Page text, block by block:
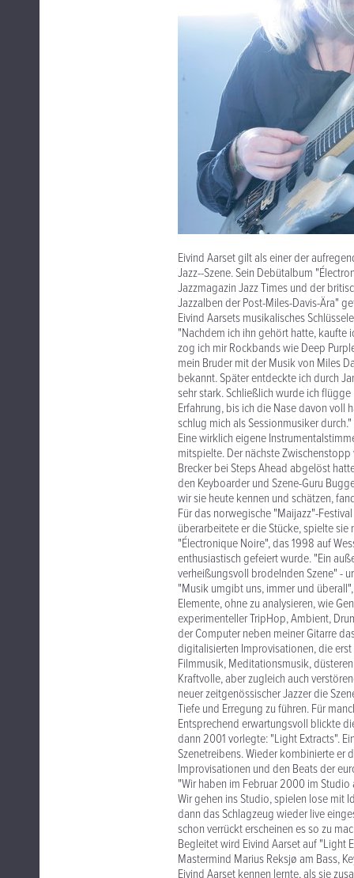
Eivind Aarset gilt als einer der
Jazz--Szene. Sein Debütalbum
Jazzmagazin Jazz Times und der
Jazzalben der Post-Miles-Davis-Ära"
Eivind Aarsets musikalisches
"Nachdem ich ihn gehört hatte, kaufte
zog ich mir Rockbands wie Deep
mein Bruder mit der Musik von Miles
bekannt. Später entdeckte ich durch
sehr stark. Schließlich wurde ich
Erfahrung, bis ich die Nase davon voll
schlug mich als Sessionmusiker durch."
Eine wirklich eigene
mitspielte. Der nächste
Brecker bei Steps Ahead abgelöst
den Keyboarder und Szene-Guru
wir sie heute kennen und schätzen,
Für das norwegische "Maijazz"-
überarbeitete er die Stücke, spielte
"Électronique Noire", das 1998 auf
enthusiastisch gefeiert wurde. "Ein
verheißungsvoll brodelnden Szene" -
"Musik umgibt uns, immer und
Elemente, ohne zu analysieren, wie
experimenteller TripHop, Ambient,
der Computer neben meiner Gitarre
digitalisierten Improvisationen, die
Filmmusik, Meditationsmusik,
Kraftvolle, aber zugleich auch
neuer zeitgenössischer Jazzer die
Tiefe und Erregung zu führen. Für
Entsprechend erwartungsvoll blickte
dann 2001 vorlegte: "Light Extracts".
Szenetreibens. Wieder kombinierte er
Improvisationen und den Beats der
"Wir haben im Februar 2000 im
Wir gehen ins Studio, spielen lose mit
dann das Schlagzeug wieder live
schon verrückt erscheinen es so zu
Begleitet wird Eivind Aarset auf "Light
Mastermind Marius Reksjø am Bass,